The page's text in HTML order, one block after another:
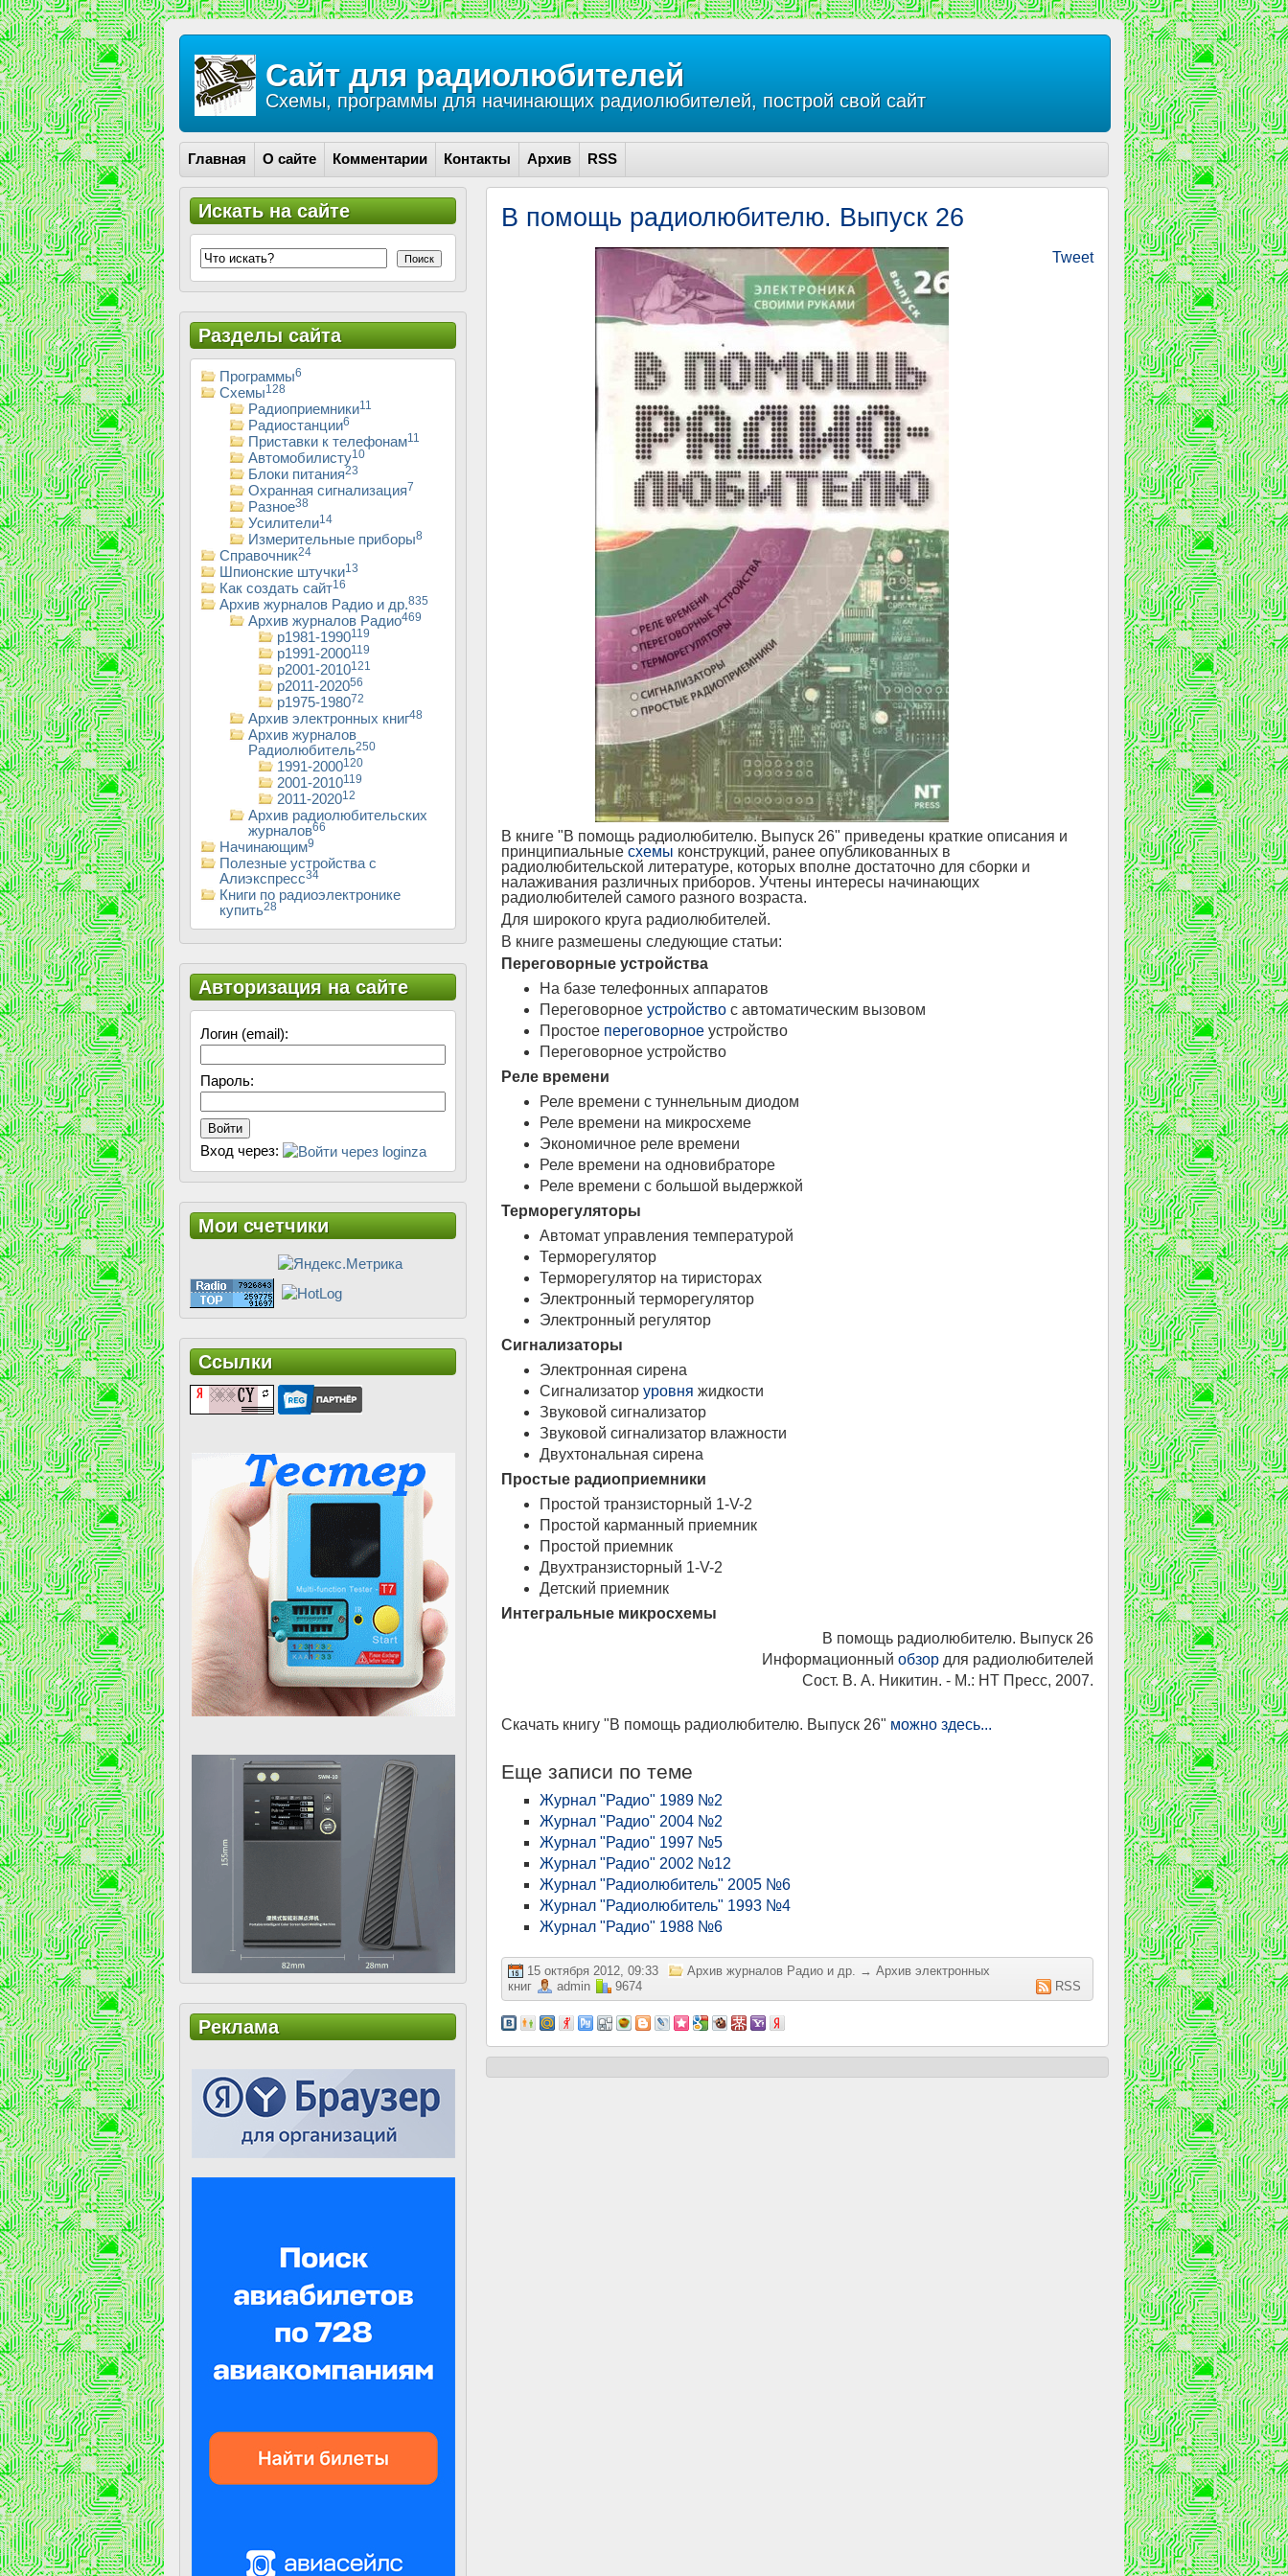
Сайт для радиолюбителей
Схемы, программы для начинающих радиолюбителей, построй свой сайт
Главная О сайте Комментарии Контакты Архив RSS
В помощь радиолюбителю. Выпуск 26
Tweet
В книге "В помощь радиолюбителю. Выпуск 26" приведены краткие описания и
принципиальные схемы конструкций, ранее опубликованных в
радиолюбительской литературе, которых вполне достаточно для сборки и
налаживания различных приборов. Учтены интересы начинающих
радиолюбителей самого разного возраста.
Для широкого круга радиолюбителей.
В книге размешены следующие статьи:
Переговорные устройства
На базе телефонных аппаратов
Переговорное устройство с автоматическим вызовом
Простое переговорное устройство
Переговорное устройство
Реле времени
Реле времени с туннельным диодом
Реле времени на микросхеме
Экономичное реле времени
Реле времени на одновибраторе
Реле времени с большой выдержкой
Терморегуляторы
Автомат управления температурой
Терморегулятор
Терморегулятор на тиристорах
Электронный терморегулятор
Электронный регулятор
Сигнализаторы
Электронная сирена
Сигнализатор уровня жидкости
Звуковой сигнализатор
Звуковой сигнализатор влажности
Двухтональная сирена
Простые радиоприемники
Простой транзисторный 1-V-2
Простой карманный приемник
Простой приемник
Двухтранзисторный 1-V-2
Детский приемник
Интегральные микросхемы
В помощь радиолюбителю. Выпуск 26
Информационный обзор для радиолюбителей
Сост. В. А. Никитин. - М.: НТ Пресс, 2007.
Скачать книгу "В помощь радиолюбителю. Выпуск 26" можно здесь...
Еще записи по теме
Журнал "Радио" 1989 №2
Журнал "Радио" 2004 №2
Журнал "Радио" 1997 №5
Журнал "Радио" 2002 №12
Журнал "Радиолюбитель" 2005 №6
Журнал "Радиолюбитель" 1993 №4
Журнал "Радио" 1988 №6
15 октября 2012, 09:33 Архив журналов Радио и др. → Архив электронных
книг
admin 9674 RSS
Искать на сайте
Поиск
Разделы сайта
Программы6
Схемы128
Радиоприемники11
Радиостанции6
Приставки к телефонам11
Автомобилисту10
Блоки питания23
Охранная сигнализация7
Разное38
Усилители14
Измерительные приборы8
Справочник24
Шпионские штучки13
Как создать сайт16
Архив журналов Радио и др.835
Архив журналов Радио469
р1981-1990119
р1991-2000119
р2001-2010121
р2011-202056
р1975-198072
Архив электронных книг48
Архив журналов
Радиолюбитель250
1991-2000120
2001-2010119
2011-202012
Архив радиолюбительских
журналов66
Начинающим9
Полезные устройства с
Алиэкспресс34
Книги по радиоэлектронике
купить28
Авторизация на сайте
Логин (email):
Пароль:
Войти
Вход через:
Мои счетчики
Ссылки
Реклама